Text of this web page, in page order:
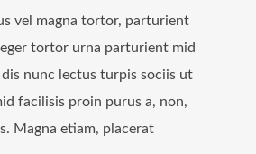
vel magna tortor, parturient
tortor urna parturient mid
nunc lectus turpis sociis ut
facilisis proin purus a, non,
Magna etiam, placerat